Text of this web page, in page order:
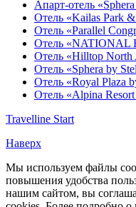
Апарт-отель
Отель «Kailas Park
Отель «Parallel
Отель «NATIONAL
Отель «Hilltop North
Отель «Sphera by
Отель «Royal Plaza
Отель «Alpina
Travelline Start
Наверх
Мы используем файлы
повышения удобства
нашим сайтом, вы